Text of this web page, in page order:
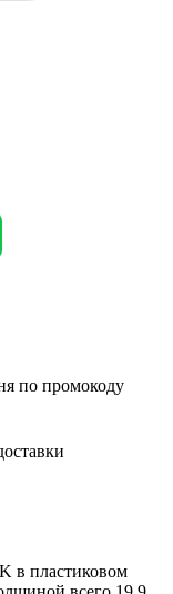
по промокоду
в пластиковом